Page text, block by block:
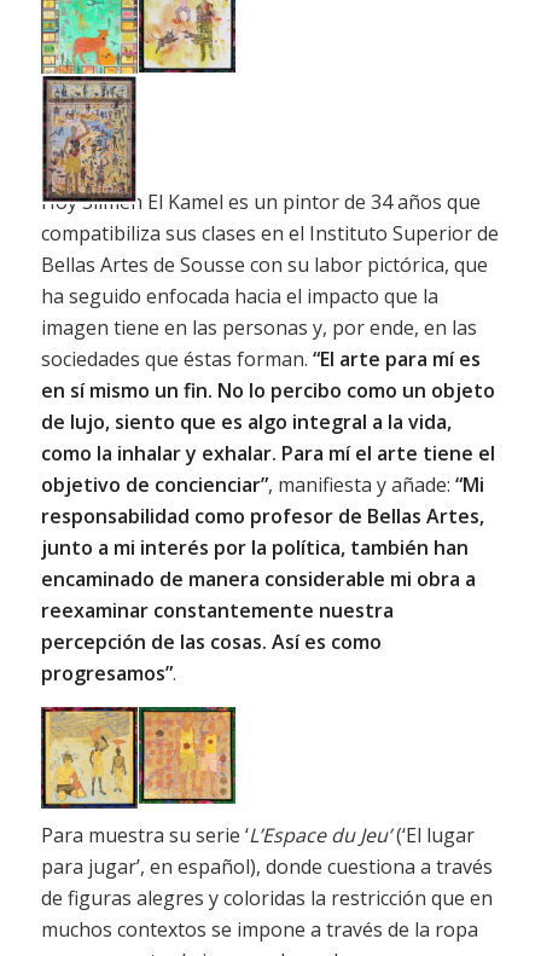
Hoy Slimen El Kamel es un pintor de 34 años que
compatibiliza sus clases en el Instituto Superior de
Bellas Artes de Sousse con su labor pictórica, que
ha seguido enfocada hacia el impacto que la
imagen tiene en las personas y, por ende, en las
sociedades que éstas forman. “El arte para mí es
en sí mismo un fin. No lo percibo como un objeto
de lujo, siento que es algo integral a la vida,
como la inhalar y exhalar. Para mí el arte tiene el
objetivo de concienciar”, manifiesta y añade: “Mi
responsabilidad como profesor de Bellas Artes,
junto a mi interés por la política, también han
encaminado de manera considerable mi obra a
reexaminar constantemente nuestra
percepción de las cosas. Así es como
progresamos”.
Para muestra su serie ‘L’Espace du Jeu’(‘El lugar
para jugar’, en español), donde cuestiona a través
de figuras alegres y coloridas la restricción que en
muchos contextos se impone a través de la ropa